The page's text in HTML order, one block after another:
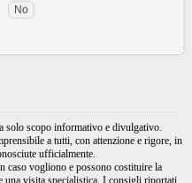
scopo informativo e divulgativo.
a tutti, con attenzione e rigore, in
ufficialmente.
caso vogliono e possono costituire la